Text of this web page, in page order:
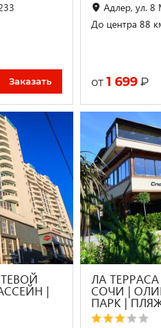
Заказать
Адлер, ул. 8
До центра 88
от1 699 ₽
|
ЛА ТЕРРАСА
СОЧИ |
ПАРК |